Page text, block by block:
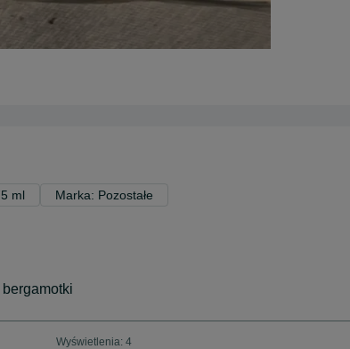
ml Marka: Pozostałe
Wyświetlenia: 4